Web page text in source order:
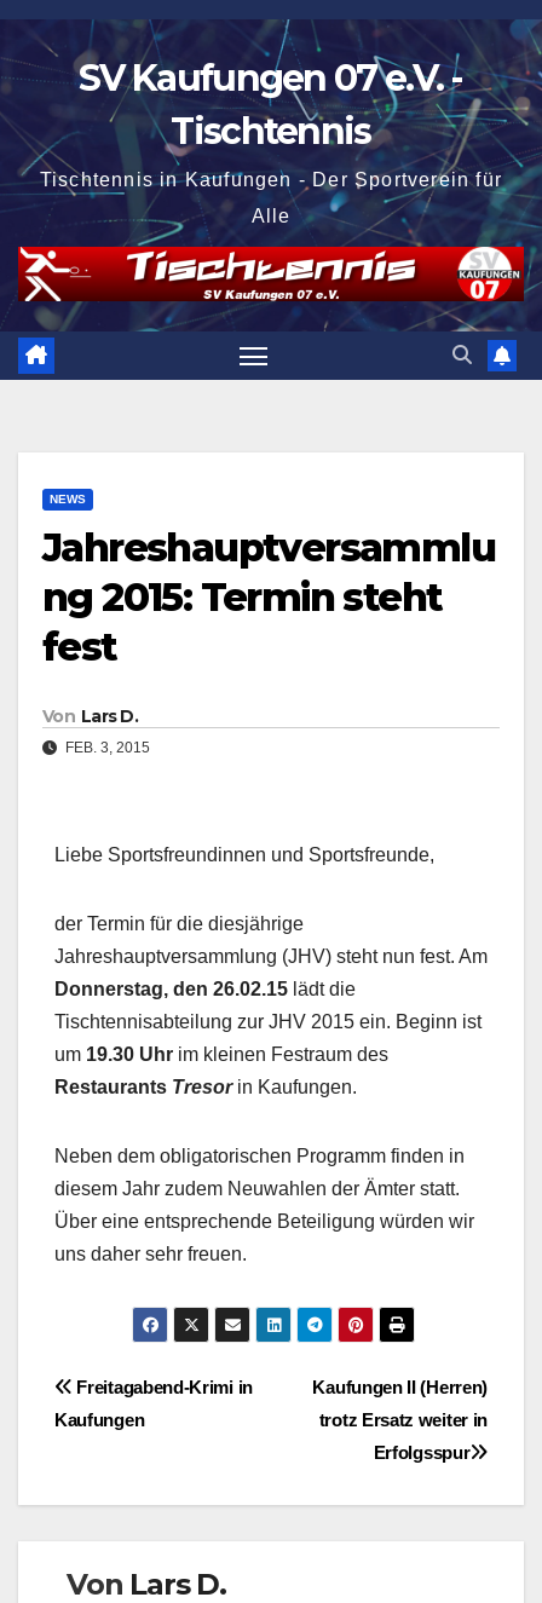
Zum
Inhalt
springen
SV Kaufungen 07 e.V. -
Tischtennis
Tischtennis in Kaufungen - Der Sportverein für
Alle
NEWS
Jahreshauptversammlu
ng 2015: Termin steht
fest
Von Lars D.
FEB. 3, 2015
Liebe Sportsfreundinnen und Sportsfreunde,
der Termin für die diesjährige
Jahreshauptversammlung (JHV) steht nun fest. Am
Donnerstag, den 26.02.15 lädt die
Tischtennisabteilung zur JHV 2015 ein. Beginn ist
um 19.30 Uhr im kleinen Festraum des
Restaurants Tresorin Kaufungen.
Neben dem obligatorischen Programm finden in
diesem Jahr zudem Neuwahlen der Ämter statt.
Über eine entsprechende Beteiligung würden wir
uns daher sehr freuen.
BeitragsnavigationKaufungen II (Herren)
trotz Ersatz weiter in
Erfolgsspur
Freitagabend-Krimi in
Kaufungen
Von Lars D.